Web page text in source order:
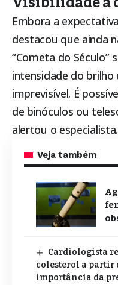
Embora a
destacou que ainda
“Cometa do Século”
intensidade do
imprevisível. É
de binóculos ou
alertou o especialista.
Veja também
Cardiologista
colesterol a partir
importância da